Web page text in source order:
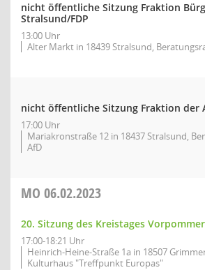
nicht öffentliche Sitzung Fraktion
Stralsund/FDP
13:00 Uhr
Alter Markt in 18439 Stralsund,
nicht öffentliche Sitzung Fraktion der
17:00 Uhr
Mariakronstraße 12 in 18437 Stralsund,
AfD
MO 06.02.2023
20. Sitzung des Kreistages
17:00-18:21 Uhr
Heinrich-Heine-Straße 1a in 18507
Kulturhaus "Treffpunkt Europas"